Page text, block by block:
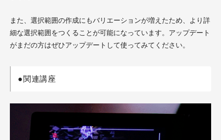
また、選択範囲の作成にもバリエーションが増えたため、より詳
細な選択範囲をつくることが可能になっています。アップデート
がまだの方はぜひアップデートして使ってみてください。
●関連講座